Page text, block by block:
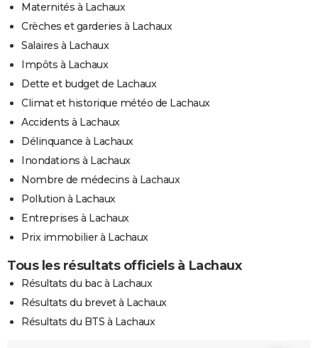
Maternités à Lachaux
Crèches et garderies à Lachaux
Salaires à Lachaux
Impôts à Lachaux
Dette et budget de Lachaux
Climat et historique météo de Lachaux
Accidents à Lachaux
Délinquance à Lachaux
Inondations à Lachaux
Nombre de médecins à Lachaux
Pollution à Lachaux
Entreprises à Lachaux
Prix immobilier à Lachaux
Tous les résultats officiels à Lachaux
Résultats du bac à Lachaux
Résultats du brevet à Lachaux
Résultats du BTS à Lachaux